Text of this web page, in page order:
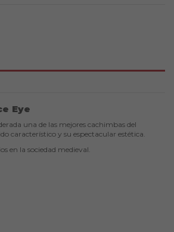
Eye
una de las mejores cachimbas del
característico y su espectacular estética.
en la sociedad medieval.